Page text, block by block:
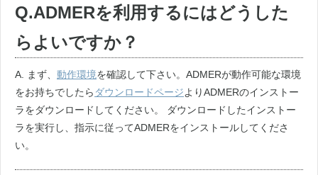
Q.ADMERを利用するにはどうした
らよいですか？
A. まず、 動作環境を確認して下さい。ADMERが動作可能な環境
をお持ちでしたら ダウンロードページよりADMERのインストー
ラをダウンロードしてください。 ダウンロードしたインストー
ラを実行し、指示に従ってADMERをインストールしてくださ
い。